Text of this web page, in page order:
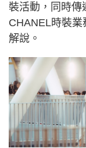
裝活動，同時傳
CHANEL時裝
解說。